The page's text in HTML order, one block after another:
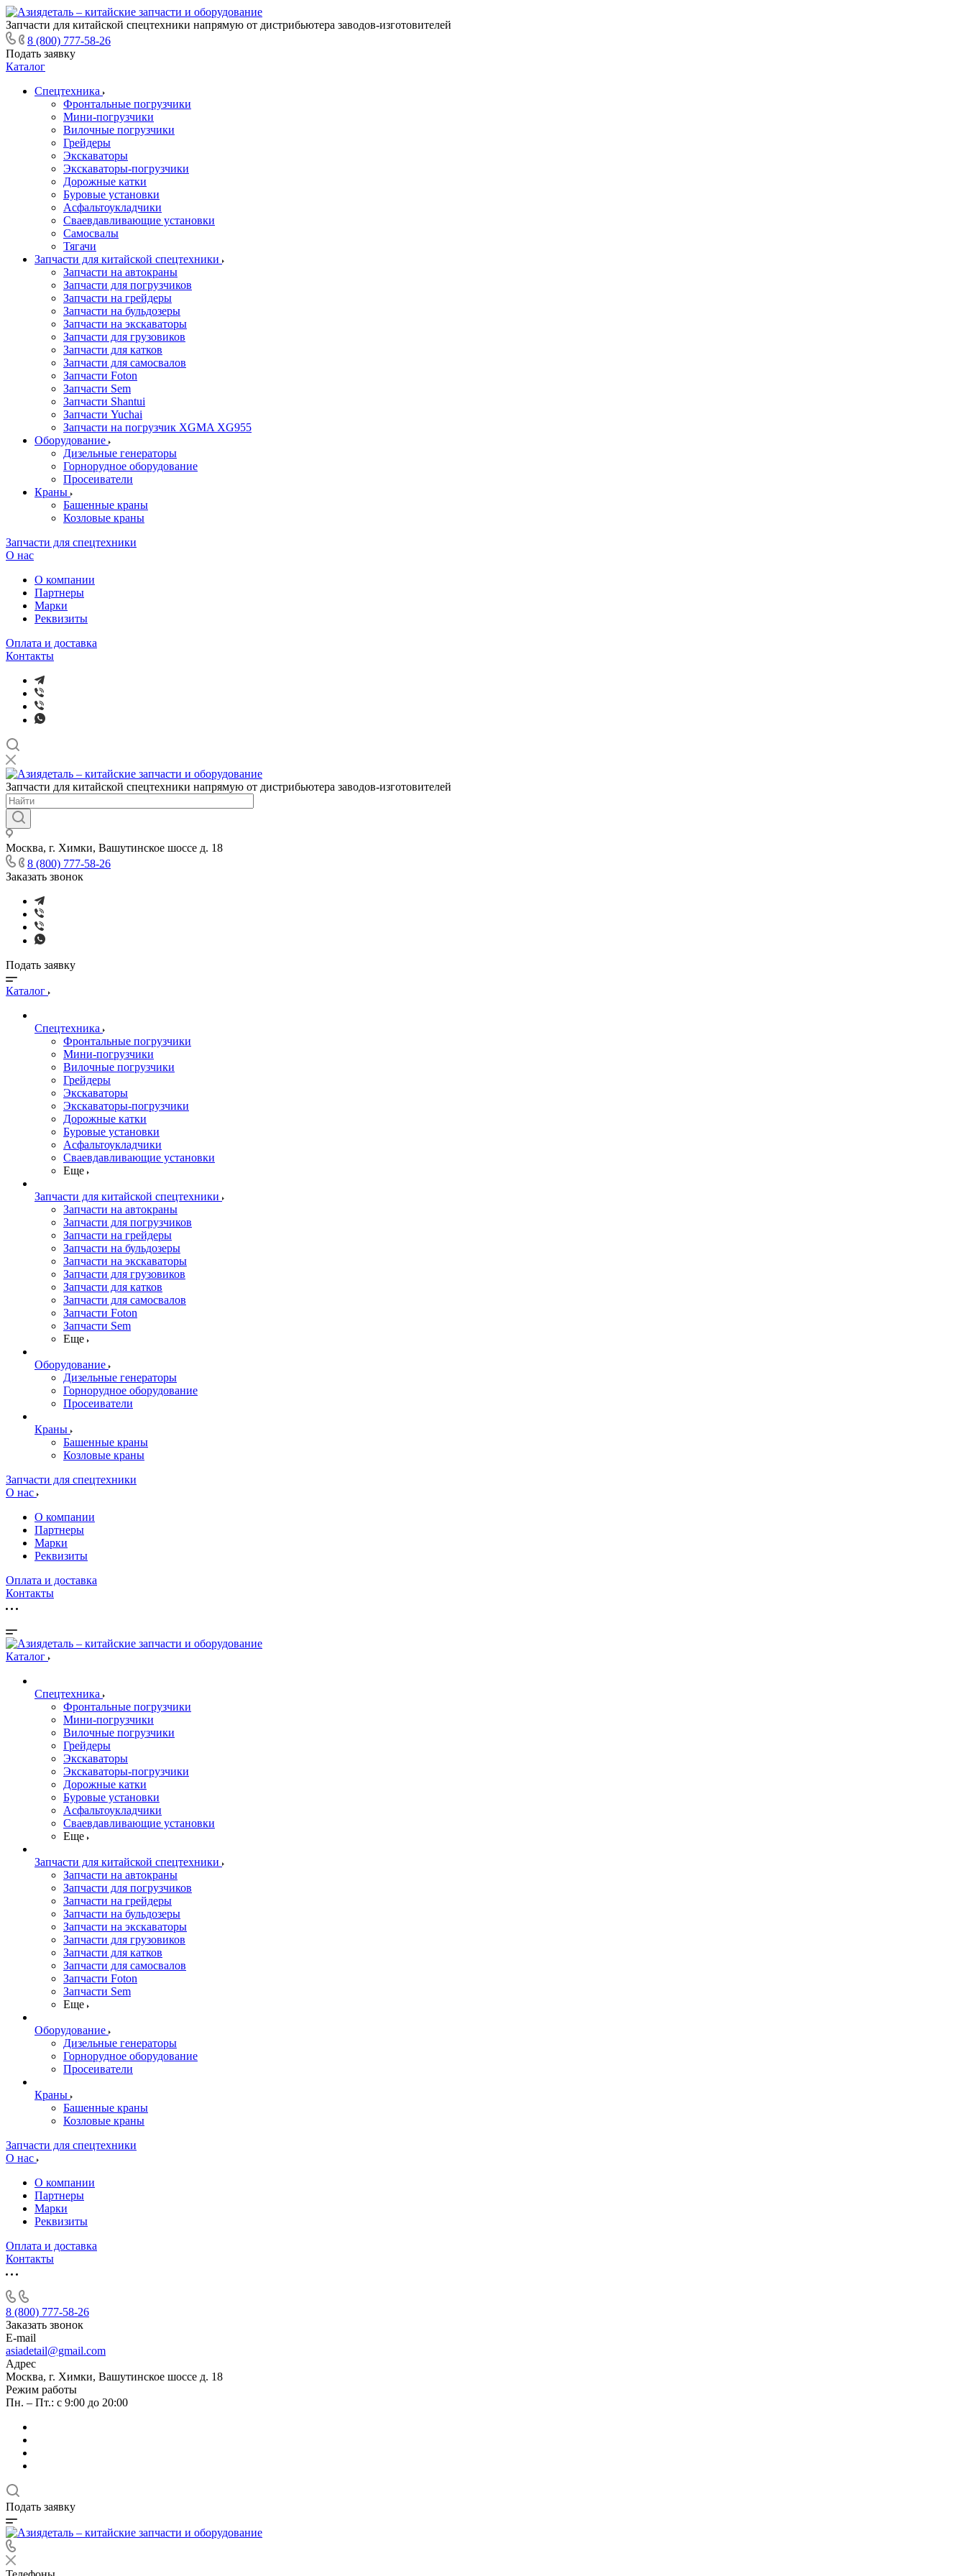
Запчасти для китайской спецтехники напрямую от дистрибьютера заводов-изготовителей
8 (800) 777-58-26
Подать заявку
Каталог
Спецтехника
Фронтальные погрузчики
Мини-погрузчики
Вилочные погрузчики
Грейдеры
Экскаваторы
Экскаваторы-погрузчики
Дорожные катки
Буровые установки
Асфальтоукладчики
Сваевдавливающие установки
Самосвалы
Тягачи
Запчасти для китайской спецтехники
Запчасти на автокраны
Запчасти для погрузчиков
Запчасти на грейдеры
Запчасти на бульдозеры
Запчасти на экскаваторы
Запчасти для грузовиков
Запчасти для катков
Запчасти для самосвалов
Запчасти Foton
Запчасти Sem
Запчасти Shantui
Запчасти Yuchai
Запчасти на погрузчик XGMA XG955
Оборудование
Дизельные генераторы
Горнорудное оборудование
Просеиватели
Краны
Башенные краны
Козловые краны
Запчасти для спецтехники
О нас
О компании
Партнеры
Марки
Реквизиты
Оплата и доставка
Контакты
Запчасти для китайской спецтехники напрямую от дистрибьютера заводов-изготовителей
Москва, г. Химки, Вашутинское шоссе д. 18
8 (800) 777-58-26
Заказать звонок
Подать заявку
Каталог
Спецтехника
Фронтальные погрузчики
Мини-погрузчики
Вилочные погрузчики
Грейдеры
Экскаваторы
Экскаваторы-погрузчики
Дорожные катки
Буровые установки
Асфальтоукладчики
Сваевдавливающие установки
Еще
Запчасти для китайской спецтехники
Запчасти на автокраны
Запчасти для погрузчиков
Запчасти на грейдеры
Запчасти на бульдозеры
Запчасти на экскаваторы
Запчасти для грузовиков
Запчасти для катков
Запчасти для самосвалов
Запчасти Foton
Запчасти Sem
Еще
Оборудование
Дизельные генераторы
Горнорудное оборудование
Просеиватели
Краны
Башенные краны
Козловые краны
Запчасти для спецтехники
О нас
О компании
Партнеры
Марки
Реквизиты
Оплата и доставка
Контакты
Каталог
Спецтехника
Фронтальные погрузчики
Мини-погрузчики
Вилочные погрузчики
Грейдеры
Экскаваторы
Экскаваторы-погрузчики
Дорожные катки
Буровые установки
Асфальтоукладчики
Сваевдавливающие установки
Еще
Запчасти для китайской спецтехники
Запчасти на автокраны
Запчасти для погрузчиков
Запчасти на грейдеры
Запчасти на бульдозеры
Запчасти на экскаваторы
Запчасти для грузовиков
Запчасти для катков
Запчасти для самосвалов
Запчасти Foton
Запчасти Sem
Еще
Оборудование
Дизельные генераторы
Горнорудное оборудование
Просеиватели
Краны
Башенные краны
Козловые краны
Запчасти для спецтехники
О нас
О компании
Партнеры
Марки
Реквизиты
Оплата и доставка
Контакты
8 (800) 777-58-26
Заказать звонок
E-mail
asiadetail@gmail.com
Адрес
Москва, г. Химки, Вашутинское шоссе д. 18
Режим работы
Пн. – Пт.: с 9:00 до 20:00
Подать заявку